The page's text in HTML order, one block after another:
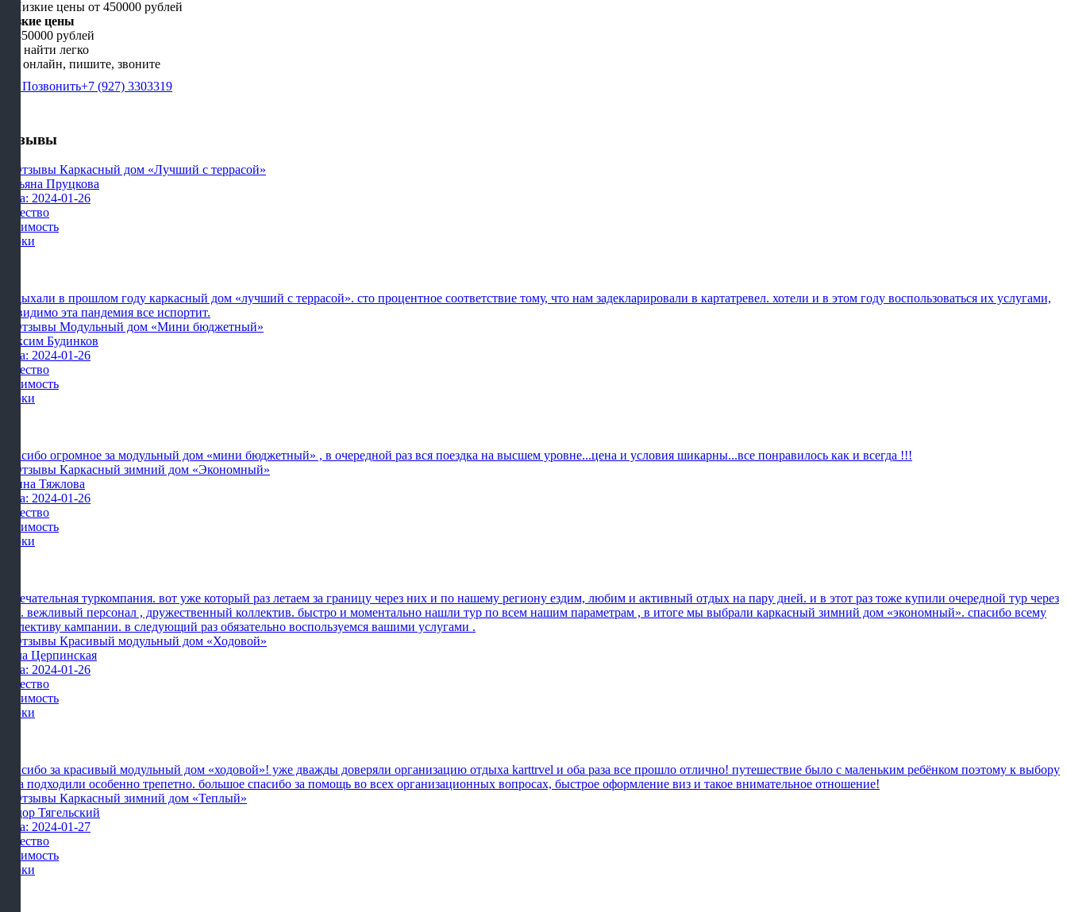
Низкие цены
от 450000 рублей
Нас найти легко
Мы онлайн, пишите, звоните
Позвонить+7 (927) 3303319
Отзывы
Татьяна Пруцкова
Дата: 2024-01-26
Качество
Стоимость
Сроки
Отдыхали в прошлом году каркасный дом «лучший с террасой». сто процентное соответствие тому, что нам задекларировали в картатревел. хотели и в этом году воспользоваться их услугами,
но видимо эта пандемия все испортит.
Максим Будинков
Дата: 2024-01-26
Качество
Стоимость
Сроки
Спасибо огромное за модульный дом «мини бюджетный» , в очередной раз вся поездка на высшем уровне...цена и условия шикарны...все понравилось как и всегда !!!
Ирина Тяжлова
Дата: 2024-01-26
Качество
Стоимость
Сроки
Замечательная туркомпания. вот уже который раз летаем за границу через них и по нашему региону ездим, любим и активный отдых на пару дней. и в этот раз тоже купили очередной тур через
них. вежливый персонал , дружественный коллектив. быстро и моментально нашли тур по всем нашим параметрам , в итоге мы выбрали каркасный зимний дом «экономный». спасибо всему
коллективу кампании. в следующий раз обязательно воспользуемся вашими услугами .
Алла Церпинская
Дата: 2024-01-26
Качество
Стоимость
Сроки
Спасибо за красивый модульный дом «ходовой»! уже дважды доверяли организацию отдыха karttrvel и оба раза все прошло отлично! путешествие было с маленьким ребёнком поэтому к выбору
тура подходили особенно трепетно. большое спасибо за помощь во всех организационных вопросах, быстрое оформление виз и такое внимательное отношение!
Фёдор Тягельский
Дата: 2024-01-27
Качество
Стоимость
Сроки